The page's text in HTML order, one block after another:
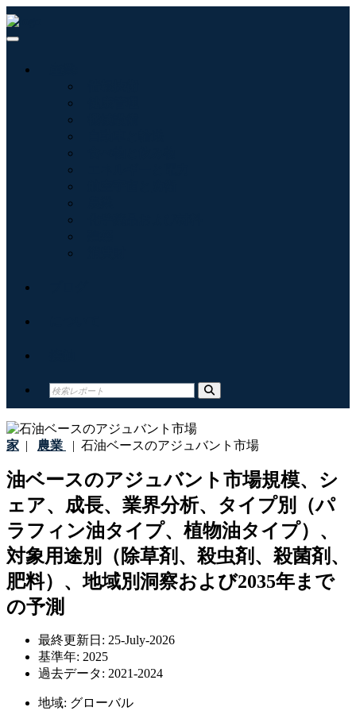
家 | 農業 | 石油ベースのアジュバント市場
油ベースのアジュバント市場規模、シ
ェア、成長、業界分析、タイプ別（パ
ラフィン油タイプ、植物油タイプ）、
対象用途別（除草剤、殺虫剤、殺菌剤、
肥料）、地域別洞察および2035年まで
の予測
最終更新日: 25-July-2026
基準年: 2025
過去データ: 2021-2024
地域: グローバル